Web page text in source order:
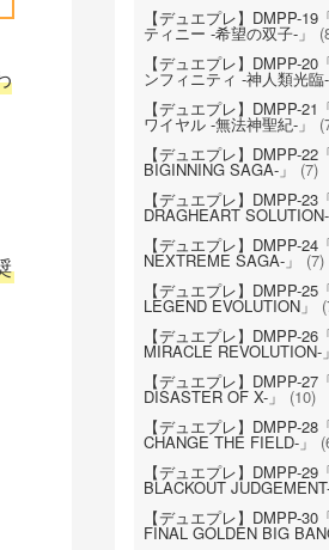
【デュエプレ】DMPP-
ティニー -希望の双子-」
【デュエプレ】DMPP-20
ンフィニティ -神人類光臨-
【デュエプレ】DMPP-21
ワイヤル -無法神聖紀-」
【デュエプレ】DMPP-22
BIGINNING SAGA-」
(7)
【デュエプレ】DMPP-23
DRAGHEART
【デュエプレ】DMPP-24
NEXTREME SAGA-」
(7)
【デュエプレ】DMPP-25
LEGEND EVOLUTION」
【デュエプレ】DMPP-26
MIRACLE REVOLUTION-
【デュエプレ】DMPP-27
DISASTER OF X-」
(10)
【デュエプレ】DMPP-28
CHANGE THE FIELD-」
【デュエプレ】DMPP-29
BLACKOUT
【デュエプレ】DMPP-30
FINAL GOLDEN BIG